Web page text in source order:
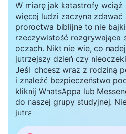
W miarę jak katastrofy wciąż
więcej ludzi zaczyna zdawać
proroctwa biblijne to nie
rzeczywistość rozgrywająca
oczach. Nikt nie wie, co
jutrzejszy dzień czy
Jeśli chcesz wraz z rodziną
i znaleźć bezpieczeństwo
kliknij WhatsAppa lub
do naszej grupy studyjnej.
jutra.